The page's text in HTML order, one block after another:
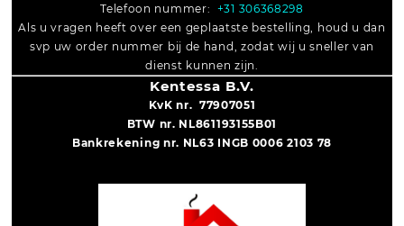
Telefoon nummer: +31 306368298
Als u vragen heeft over een geplaatste bestelling, houd u dan
svp uw order nummer bij de hand, zodat wij u sneller van
dienst kunnen zijn.
Kentessa B.V.
KvK nr. 77907051
BTW nr. NL861193155B01
Bankrekening nr. NL63 INGB 0006 2103 78